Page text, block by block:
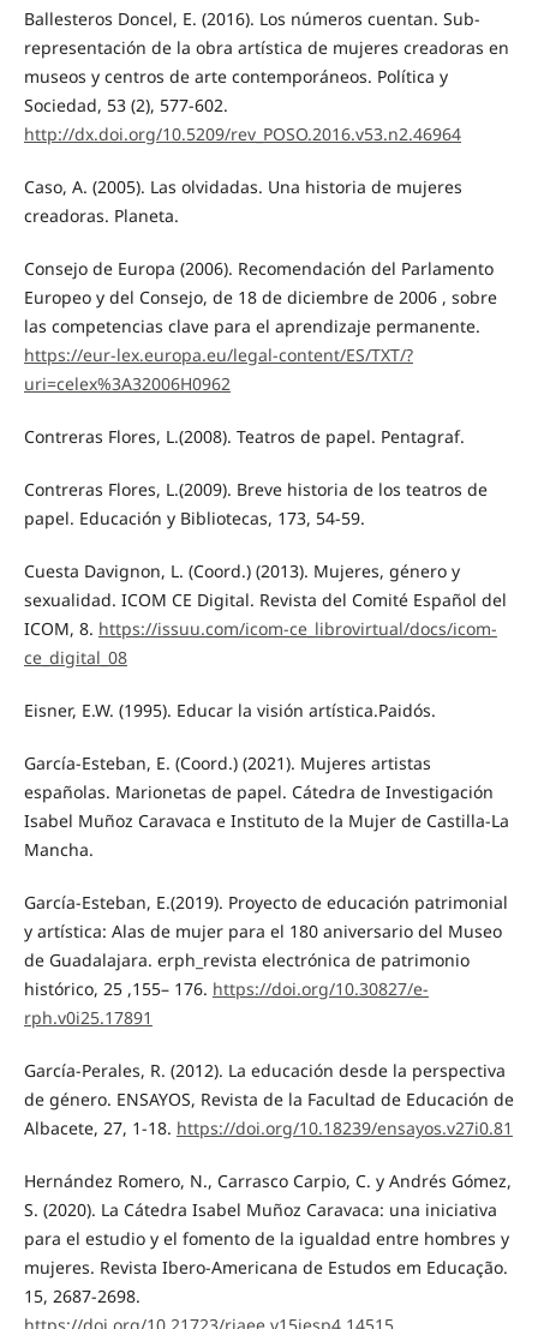
Ballesteros Doncel, E. (2016). Los números cuentan. Sub-
representación de la obra artística de mujeres creadoras en
museos y centros de arte contemporáneos. Política y
Sociedad, 53 (2), 577-602.
http://dx.doi.org/10.5209/rev_POSO.2016.v53.n2.46964
Caso, A. (2005). Las olvidadas. Una historia de mujeres
creadoras. Planeta.
Consejo de Europa (2006). Recomendación del Parlamento
Europeo y del Consejo, de 18 de diciembre de 2006 , sobre
las competencias clave para el aprendizaje permanente.
https://eur-lex.europa.eu/legal-content/ES/TXT/?
uri=celex%3A32006H0962
Contreras Flores, L.(2008). Teatros de papel. Pentagraf.
Contreras Flores, L.(2009). Breve historia de los teatros de
papel. Educación y Bibliotecas, 173, 54-59.
Cuesta Davignon, L. (Coord.) (2013). Mujeres, género y
sexualidad. ICOM CE Digital. Revista del Comité Español del
ICOM, 8. https://issuu.com/icom-ce_librovirtual/docs/icom-
ce_digital_08
Eisner, E.W. (1995). Educar la visión artística.Paidós.
García-Esteban, E. (Coord.) (2021). Mujeres artistas
españolas. Marionetas de papel. Cátedra de Investigación
Isabel Muñoz Caravaca e Instituto de la Mujer de Castilla-La
Mancha.
García-Esteban, E.(2019). Proyecto de educación patrimonial
y artística: Alas de mujer para el 180 aniversario del Museo
de Guadalajara. erph_revista electrónica de patrimonio
histórico, 25 ,155– 176. https://doi.org/10.30827/e-
rph.v0i25.17891
García-Perales, R. (2012). La educación desde la perspectiva
de género. ENSAYOS, Revista de la Facultad de Educación de
Albacete, 27, 1-18. https://doi.org/10.18239/ensayos.v27i0.81
Hernández Romero, N., Carrasco Carpio, C. y Andrés Gómez,
S. (2020). La Cátedra Isabel Muñoz Caravaca: una iniciativa
para el estudio y el fomento de la igualdad entre hombres y
mujeres. Revista Ibero-Americana de Estudos em Educação.
15, 2687-2698.